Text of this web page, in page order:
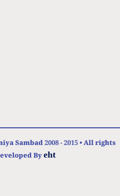
Sambad 2008 - 2015 • All rights
Byeht